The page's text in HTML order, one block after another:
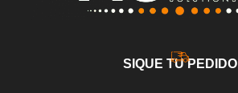
SIQUE TU PEDIDO